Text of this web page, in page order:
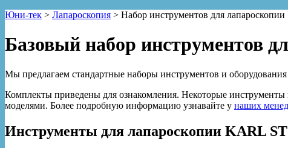
Юни-тек > Лапароскопия > Набор инструментов для лапароскопии
Базовый набор инструментов
Мы предлагаем стандартные наборы инструментов и
Комплекты приведены для ознакомления. Некоторые
моделями. Более подробную информацию узнавайте у наших
Инструменты для лапароскопии KARL